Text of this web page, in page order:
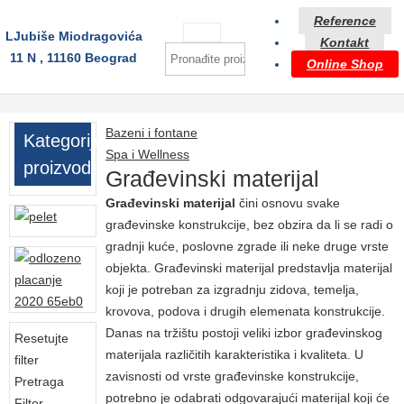
LJubiše Miodragovića
11 N , 11160 Beograd
Reference
Kontakt
Online Shop
Kategorije
proizvoda
Resetujte
filter
Pretraga
Bazeni i fontane
Spa i Wellness
Građevinski materijal
Građevinski materijal čini osnovu svake
građevinske konstrukcije, bez obzira da li se radi o
gradnji kuće, poslovne zgrade ili neke druge vrste
objekta. Građevinski materijal predstavlja materijal
koji je potreban za izgradnju zidova, temelja,
krovova, podova i drugih elemenata konstrukcije.
Danas na tržištu postoji veliki izbor građevinskog
materijala različitih karakteristika i kvaliteta. U
zavisnosti od vrste građevinske konstrukcije,
potrebno je odabrati odgovarajući materijal koji će